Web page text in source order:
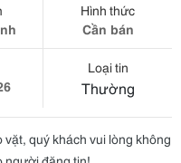
Hình thức
Cần bán
Loại tin
Thường
quý khách vui lòng không